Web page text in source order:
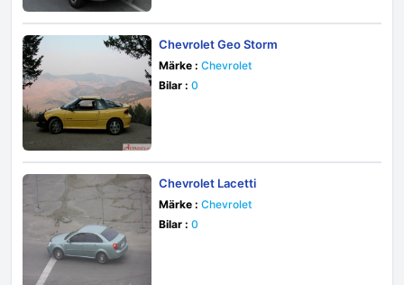
Chevrolet Geo Storm
Märke : Chevrolet
Bilar : 0
Chevrolet Lacetti
Märke : Chevrolet
Bilar : 0